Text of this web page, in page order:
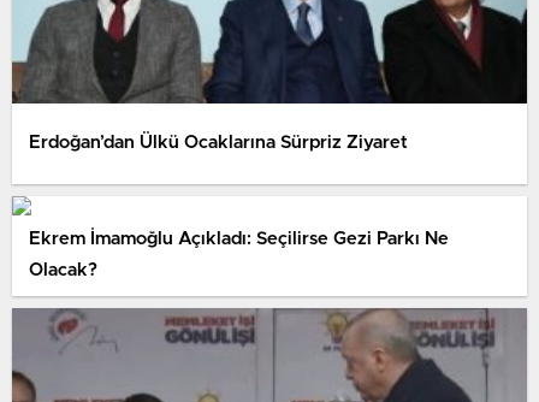
Erdoğan’dan Ülkü Ocaklarına Sürpriz Ziyaret
Ekrem İmamoğlu Açıkladı: Seçilirse Gezi Parkı Ne
Olacak?